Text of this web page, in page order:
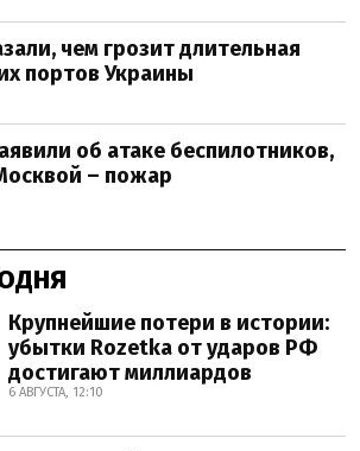
чем грозит длительная
портов Украины
об атаке беспилотников,
– пожар
Крупнейшие потери в истории:
убытки Rozetka от ударов РФ
достигают миллиардов
6 АВГУСТА, 12:10